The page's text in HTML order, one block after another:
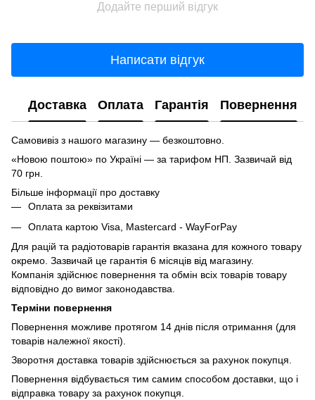
Додайте перший відгук
Написати відгук
Доставка Оплата Гарантія Повернення
Самовивіз з нашого магазину — безкоштовно.
«Новою поштою» по Україні — за тарифом НП. Зазвичай від
70 грн.
Більше інформації про доставку
Оплата за реквізитами
Оплата картою Visa, Mastercard - WayForPay
Для рацій та радіотоварів гарантія вказана для кожного товару
окремо. Зазвичай це гарантія 6 місяців від магазину.
Компанія здійснює повернення та обмін всіх товарів товару
відповідно до вимог законодавства.
Терміни повернення
Повернення можливе протягом 14 днів після отримання (для
товарів належної якості).
Зворотня доставка товарів здійснюється за рахунок покупця.
Повернення відбувається тим самим способом доставки, що і
відправка товару за рахунок покупця.